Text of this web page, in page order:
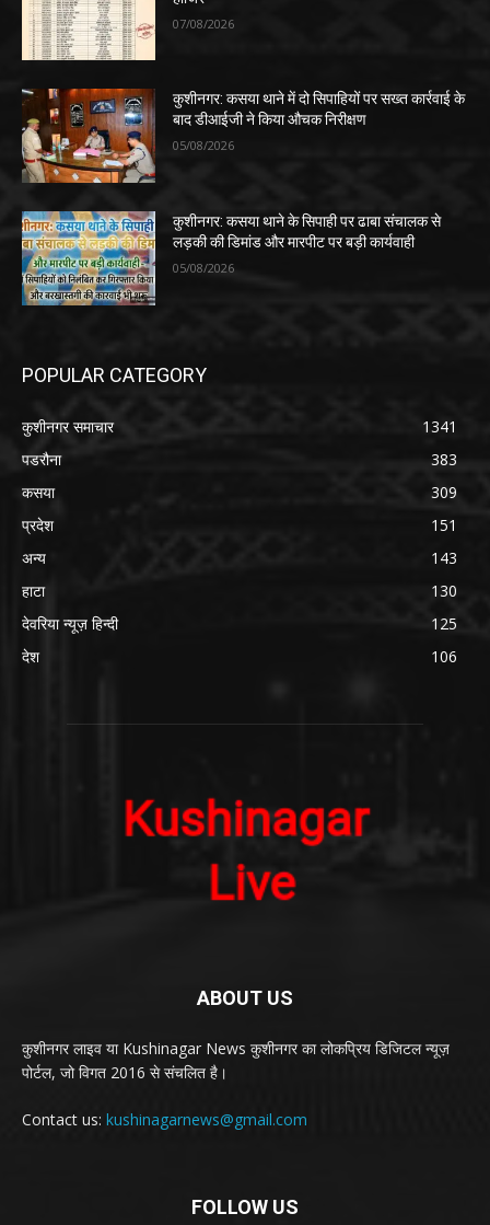
07/08/2026
कुशीनगर: कसया थाने में दो सिपाहियों पर सख्त कार्रवाई के
बाद डीआईजी ने किया औचक निरीक्षण
05/08/2026
कुशीनगर: कसया थाने के सिपाही पर ढाबा संचालक से
लड़की की डिमांड और मारपीट पर बड़ी कार्यवाही
05/08/2026
POPULAR CATEGORY
कुशीनगर समाचार
1341
पडरौना
383
कसया
309
प्रदेश
151
अन्य
143
हाटा
130
देवरिया न्यूज़ हिन्दी
125
देश
106
ABOUT US
कुशीनगर लाइव या Kushinagar News कुशीनगर का लोकप्रिय डिजिटल न्यूज़
पोर्टल, जो विगत 2016 से संचलित है।
Contact us: kushinagarnews@gmail.com
FOLLOW US